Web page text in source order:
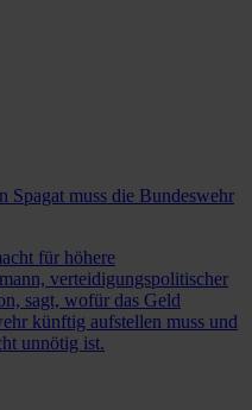
Spagat muss die Bundeswehr
für höhere
verteidigungspolitischer
sagt, wofür das Geld
künftig aufstellen muss und
unnötig ist.